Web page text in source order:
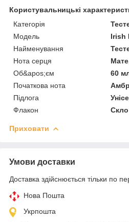
Користувальницькі
Категорія
Мoдель
Irish
Найменування
Нота серця
Об&apos;єм
60
Початкова нота
Підлога
Флакон
Скло
Приховати
Умови доставки
Доставка здійснюється тільки по
Нова Пошта
Укрпошта